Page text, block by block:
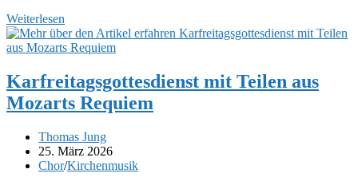
Weiterlesen
Schumann:
Die
im
Mai
Karfreitagsgottesdienst mit Teilen aus
Mozarts Requiem
Beitrags-
Autor:
Thomas Jung
Beitrag
veröffentlicht:
25. März 2026
Beitrags-
Chor/Kirchenmusik